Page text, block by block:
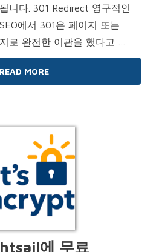
니다. 301 Redirect 영구적인
에서 301은 페이지 또는
로 완전한 이관을 했다고 …
READ MORE
에 무료